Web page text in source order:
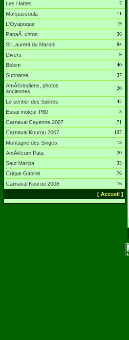
Les Hattes 7
Maripassoula 11
L'Oyapoque 19
PapaÃ¯chton 36
St Laurent du Maroni 84
Divers 9
Belem 40
Suriname 37
AmÃ©rindiens, photos
anciennes
20
Le sentier des Salines 42
Essai moteur P80 3
Carnaval Cayenne 2007 71
Carnaval Kourou 2007 197
Montagne des Singes 13
AntÃ©cum Pata 20
Saut Maripa 33
Crique Gabriel 76
Carnaval Kourou 2008 16
[ Accueil ]